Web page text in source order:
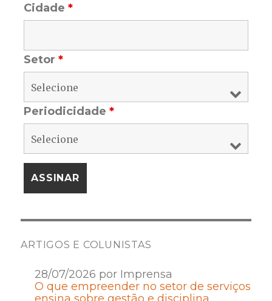
Cidade*
Setor*
Periodicidade*
ARTIGOS E COLUNISTAS
28/07/2026 por Imprensa
O que empreender no setor de serviços